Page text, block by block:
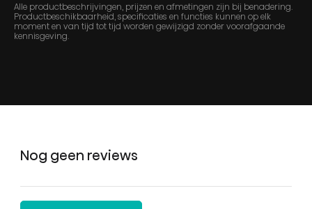
Alle productbeschrijvingen, prijzen en afmetingen zijn bij benadering.
Productbeschikbaarheid, specificaties en functies kunnen op elk
moment en van tijd tot tijd worden gewijzigd zonder voorafgaande
kennisgeving.
Nog geen reviews